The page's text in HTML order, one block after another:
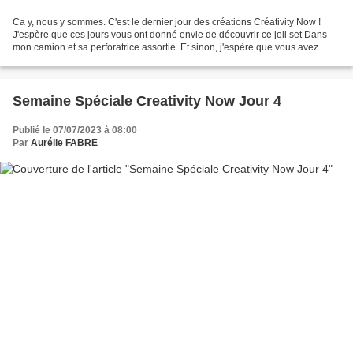
Ca y, nous y sommes. C'est le dernier jour des créations Créativity Now !
J'espère que ces jours vous ont donné envie de découvrir ce joli set Dans
mon camion et sa perforatrice assortie. Et sinon, j'espère que vous avez
Semaine Spéciale Creativity Now Jour 4
Publié le 07/07/2023 à 08:00
Par Aurélie FABRE